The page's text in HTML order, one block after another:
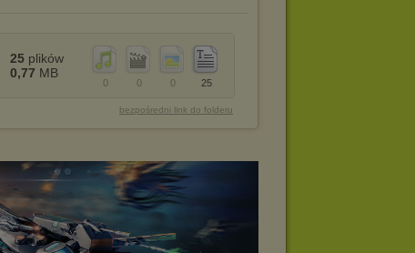
25
0
0
0
25 plików
0,77 MB
bezpośredni link do folderu